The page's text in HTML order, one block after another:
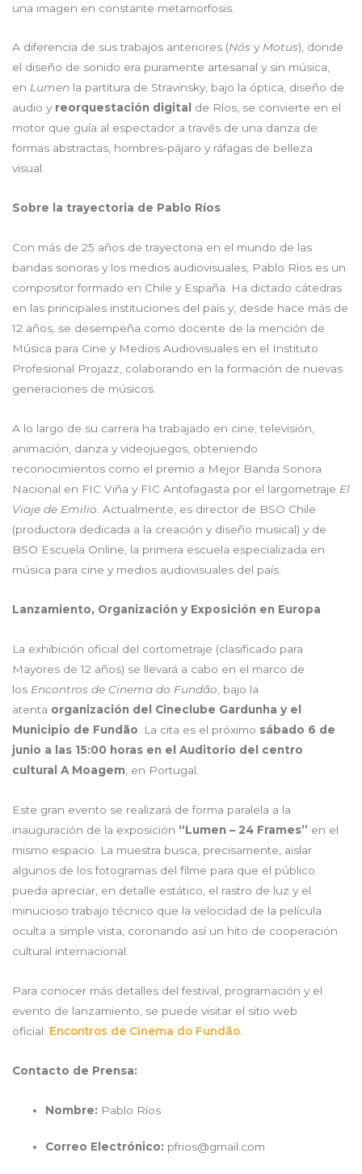
una imagen en constante metamorfosis.
A diferencia de sus trabajos anteriores (Nós y Motus), donde
el diseño de sonido era puramente artesanal y sin música,
en Lumen la partitura de Stravinsky, bajo la óptica, diseño de
audio y reorquestación digital
de Ríos, se convierte en el
motor que guía al espectador a través de una danza de
formas abstractas, hombres-pájaro y ráfagas de belleza
visual.
Sobre la trayectoria de Pablo Ríos
Con más de 25 años de trayectoria en el mundo de las
bandas sonoras y los medios audiovisuales, Pablo Ríos es un
compositor formado en Chile y España. Ha dictado cátedras
en las principales instituciones del país y, desde hace más de
12 años, se desempeña como docente de la mención de
Música para Cine y Medios Audiovisuales en el Instituto
Profesional Projazz, colaborando en la formación de nuevas
generaciones de músicos.
A lo largo de su carrera ha trabajado en cine, televisión,
animación, danza y videojuegos, obteniendo
reconocimientos como el premio a Mejor Banda Sonora
Nacional en FIC Viña y FIC Antofagasta por el largometraje El
Viaje de Emilio. Actualmente, es director de BSO Chile
(productora dedicada a la creación y diseño musical) y de
BSO Escuela Online, la primera escuela especializada en
música para cine y medios audiovisuales del país.
Lanzamiento, Organización y Exposición en Europa
La exhibición oficial del cortometraje (clasificado para
Mayores de 12 años) se llevará a cabo en el marco de
los Encontros de Cinema do Fundão , bajo la
atenta organización del Cineclube Gardunha y el
Municipio de Fund ão . La cita es el próximo sábado 6 de
junio a las 15:00 horas en el Auditorio del centro
cultural A Moagem , en Portugal.
Este gran evento se realizará de forma paralela a la
inauguración de la exposición “Lumen – 24 Frames” en el
mismo espacio. La muestra busca, precisamente, aislar
algunos de los fotogramas del filme para que el público
pueda apreciar, en detalle estático, el rastro de luz y el
minucioso trabajo técnico que la velocidad de la película
oculta a simple vista, coronando así un hito de cooperación
cultural internacional.
Para conocer más detalles del festival, programación y el
evento de lanzamiento, se puede visitar el sitio web
oficial: Encontros de Cinema do Fundão
Contacto de Prensa:
Nombre: Pablo Ríos
Correo Electrónico: pfrios@gmail.com